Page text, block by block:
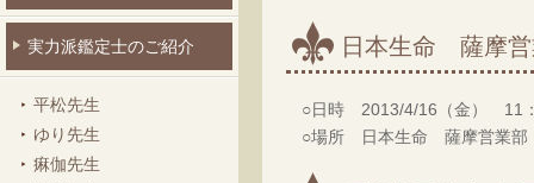
実力派鑑定士のご紹介
平松先生
ゆり先生
痳伽先生
日本生命 薩摩営
○日時 2013/4/16（金） 11
○場所 日本生命 薩摩営業部